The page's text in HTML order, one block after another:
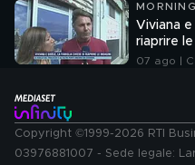
Viviana
riaprire
07 ago |
Copyright ©1999-2026 RTI
03976881007 - Sede legale: